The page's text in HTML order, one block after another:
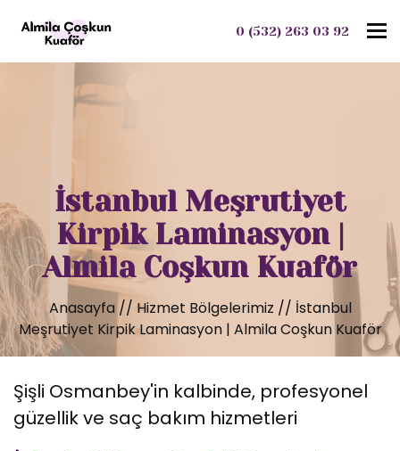
0 (532) 263 03 92
İstanbul Meşrutiyet
Kirpik Laminasyon |
Almila Coşkun Kuaför
Anasayfa // Hizmet Bölgelerimiz // İstanbul
Meşrutiyet Kirpik Laminasyon | Almila Coşkun Kuaför
Şişli Osmanbey'in kalbinde, profesyonel
güzellik ve saç bakım hizmetleri